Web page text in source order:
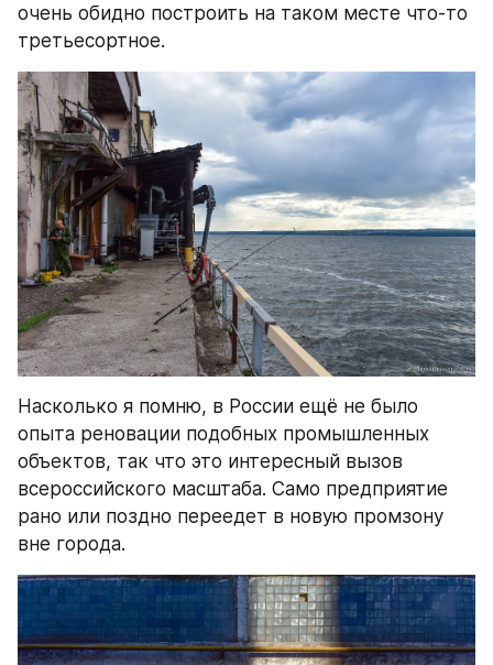
очень обидно построить на таком месте что-то
третьесортное.
Насколько я помню, в России ещё не было
опыта реновации подобных промышленных
объектов, так что это интересный вызов
всероссийского масштаба. Само предприятие
рано или поздно переедет в новую промзону
вне города.